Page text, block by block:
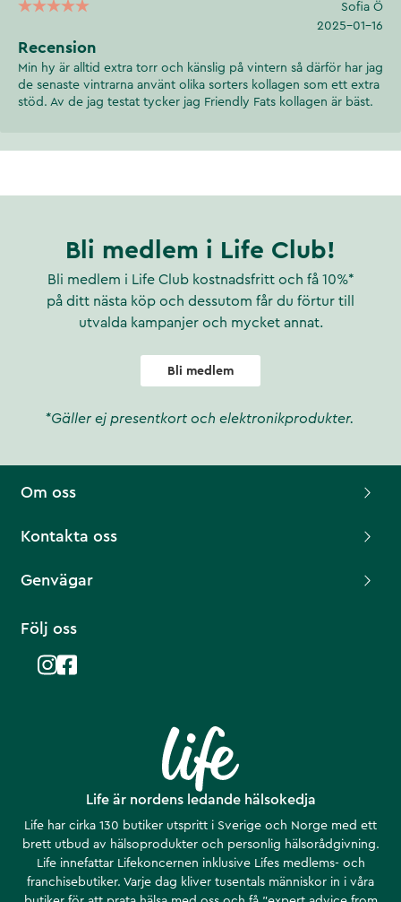
Sofia Ö
2025-01-16
Recension
Min hy är alltid extra torr och känslig på vintern så därför har jag
de senaste vintrarna använt olika sorters kollagen som ett extra
stöd. Av de jag testat tycker jag Friendly Fats kollagen är bäst.
Bli medlem i Life Club!
Bli medlem i Life Club kostnadsfritt och få 10%*
på ditt nästa köp och dessutom får du förtur till
utvalda kampanjer och mycket annat.
Bli medlem
*Gäller ej presentkort och elektronikprodukter.
Life är nordens ledande hälsokedja
Life har cirka 130 butiker utspritt i Sverige och Norge med ett
brett utbud av hälsoprodukter och personlig hälsorådgivning.
Life innefattar Lifekoncernen inklusive Lifes medlems- och
franchisebutiker. Varje dag kliver tusentals människor in i våra
Om oss
Kontakta oss
Genvägar
Följ oss